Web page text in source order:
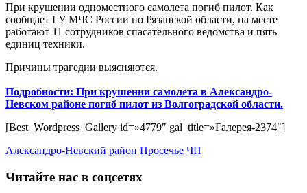
При крушении одноместного самолета погиб пилот. Как
сообщает ГУ МЧС России по Рязанской области, на месте
работают 11 сотрудников спасательного ведомства и пять
единиц техники.
Причины трагедии выясняются.
Подробности: При крушении самолета в Александро-
Невском районе погиб пилот из Волгоградской области.
[Best_Wordpress_Gallery id=»4779″ gal_title=»Галерея-2374″]
Александро-Невский район Просечье ЧП
Читайте нас в соцсетях